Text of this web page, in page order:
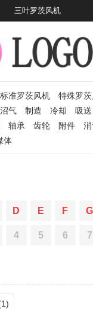
三叶罗茨风机
标准罗茨风机 特殊罗
沼气 制造 冷却 吸送
轴承 齿轮 附件
体
D E F G
4 5 6 7